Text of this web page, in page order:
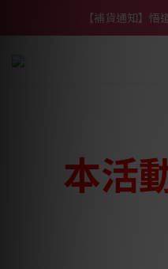
【熱門】馬上有系列！
【補貨通知】悟
【熱門】馬上有系列！
本活